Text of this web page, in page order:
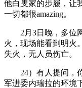
他白叟家的步履，让
一切都很amazing。
2月3日晚，多位网
火，现场能看到明火
失火，无人员伤亡。
24）有人提问，你
军进委内瑞拉的环境